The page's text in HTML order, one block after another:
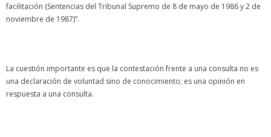
facilitación (Sentencias del Tribunal Supremo de 8 de mayo de 1986 y 2 de
noviembre de 1987)”.
La cuestión importante es que la contestación frente a una consulta no es
una declaración de voluntad sino de conocimiento; es una opinión en
respuesta a una consulta.